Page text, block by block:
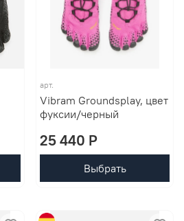
арт.
Vibram Groundsplay, цвет
фуксии/черный
25 440 P
Выбрать